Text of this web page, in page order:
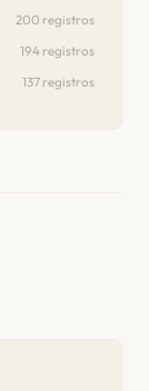
200 registros
194 registros
137 registros